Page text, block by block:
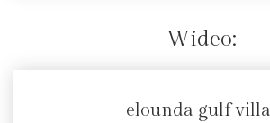
Wideo:
elounda gulf